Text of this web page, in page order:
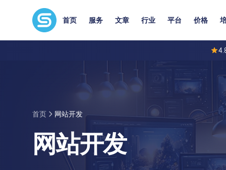
首页 服务 文章 行业 平台 价格
首页 网站开发
网站开发